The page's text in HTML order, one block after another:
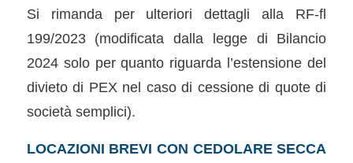
Si rimanda per ulteriori dettagli alla RF-fl
199/2023 (modificata dalla legge di Bilancio
2024 solo per quanto riguarda l’estensione del
divieto di PEX nel caso di cessione di quote di
società semplici).
LOCAZIONI BREVI CON CEDOLARE SECCA